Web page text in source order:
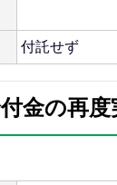
付託せず
金の再